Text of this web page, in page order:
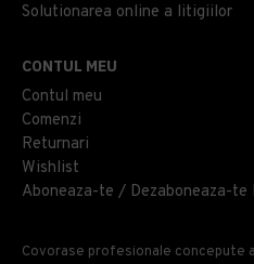
Solutionarea online a litigiilor
CONTUL MEU
Contul meu
Comenzi
Returnari
Wishlist
Aboneaza-te / Dezaboneaza-
Covorase profesionale concepute